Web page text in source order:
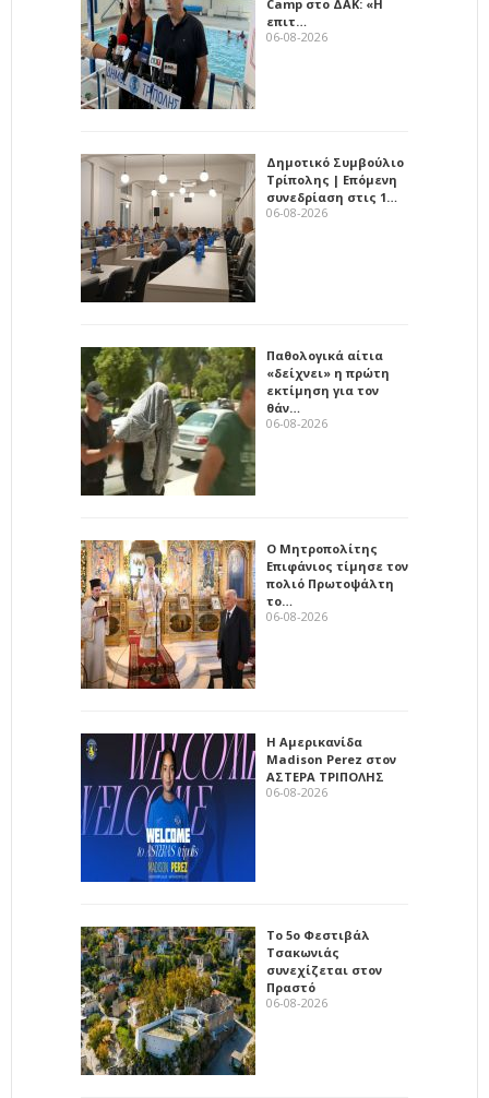
Camp στο ΔΑΚ: «Η
επιτ…
06-08-2026
Δημοτικό Συμβούλιο
Τρίπολης | Επόμενη
συνεδρίαση στις 1…
06-08-2026
Παθολογικά αίτια
«δείχνει» η πρώτη
εκτίμηση για τον
θάν…
06-08-2026
Ο Μητροπολίτης
Επιφάνιος τίμησε τον
πολιό Πρωτοψάλτη
το…
06-08-2026
Η Αμερικανίδα
Madison Perez στον
ΑΣΤΕΡΑ ΤΡΙΠΟΛΗΣ
06-08-2026
Το 5ο Φεστιβάλ
Τσακωνιάς
συνεχίζεται στον
Πραστό
06-08-2026